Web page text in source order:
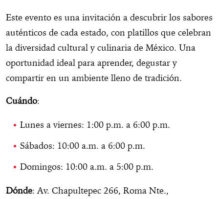
Este evento es una invitación a descubrir los sabores
auténticos de cada estado, con platillos que celebran
la diversidad cultural y culinaria de México. Una
oportunidad ideal para aprender, degustar y
compartir en un ambiente lleno de tradición.
Cuándo:
Lunes a viernes: 1:00 p.m. a 6:00 p.m.
Sábados: 10:00 a.m. a 6:00 p.m.
Domingos: 10:00 a.m. a 5:00 p.m.
Dónde: Av. Chapultepec 266, Roma Nte.,